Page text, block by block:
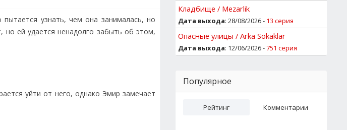
узнать, чем она занималась, но
но ей удается ненадолго забыть об этом,
уйти от него, однако Эмир замечает
Кладбище / Mezarlik
Дата выхода: 28/08/2026 - 13 серия
Опасные улицы / Arka Sokaklar
Дата выхода: 12/06/2026 -751 серия
Популярное
Рейтинг Комментарии